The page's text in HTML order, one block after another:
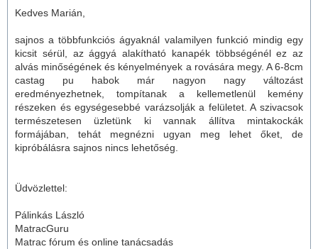
Kedves Marián,
sajnos a többfunkciós ágyaknál valamilyen funkció mindig egy
kicsit sérül, az ággyá alakítható kanapék többségénél ez az
alvás minőségének és kényelmények a rovására megy. A 6-8cm
castag pu habok már nagyon nagy változást
eredményezhetnek, tompítanak a kellemetlenül kemény
részeken és egységesebbé varázsolják a felületet. A szivacsok
természetesen üzletünk ki vannak állítva mintakockák
formájában, tehát megnézni ugyan meg lehet őket, de
kipróbálásra sajnos nincs lehetőség.
Üdvözlettel:
Pálinkás László
MatracGuru
Matrac fórum és online tanácsadás